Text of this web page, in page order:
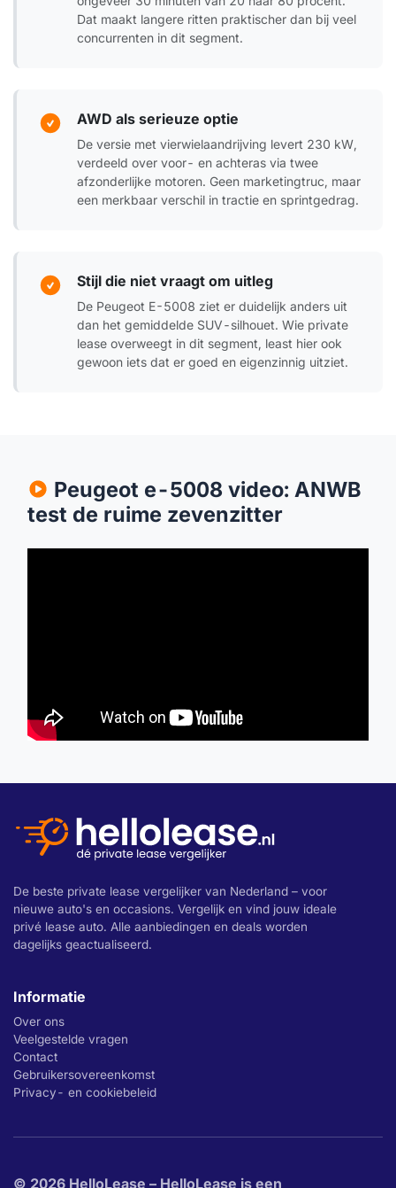
Dat maakt langere ritten praktischer dan bij veel
concurrenten in dit segment.
AWD als serieuze optie
De versie met vierwielaandrijving levert 230 kW,
verdeeld over voor- en achteras via twee
afzonderlijke motoren. Geen marketingtruc, maar
een merkbaar verschil in tractie en sprintgedrag.
Stijl die niet vraagt om uitleg
De Peugeot E-5008 ziet er duidelijk anders uit
dan het gemiddelde SUV-silhouet. Wie private
lease overweegt in dit segment, least hier ook
gewoon iets dat er goed en eigenzinnig uitziet.
Peugeot e-5008 video: ANWB
test de ruime zevenzitter
De beste private lease vergelijker van Nederland – voor
nieuwe auto's en occasions. Vergelijk en vind jouw ideale
privé lease auto. Alle aanbiedingen en deals worden
dagelijks geactualiseerd.
Informatie
Over ons
Veelgestelde vragen
Contact
Gebruikersovereenkomst
Privacy- en cookiebeleid
© 2026 HelloLease – HelloLease is een